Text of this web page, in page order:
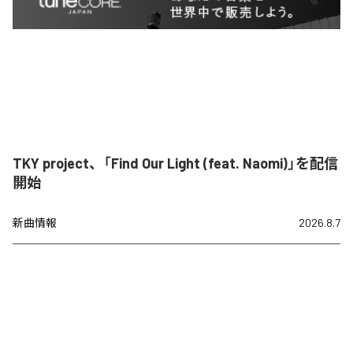
TKY project、「Find Our Light (feat. Naomi)」を配信
開始
新曲情報 2026.8.7